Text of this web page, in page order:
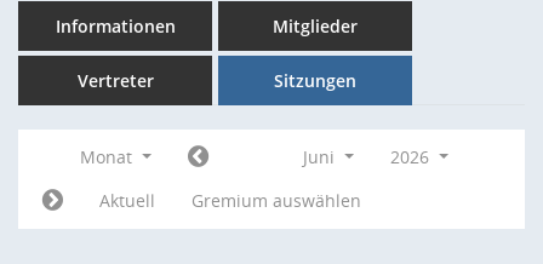
Informationen Mitglieder
Vertreter Sitzungen
Monat Juni
2026
Aktuell
Gremium auswählen